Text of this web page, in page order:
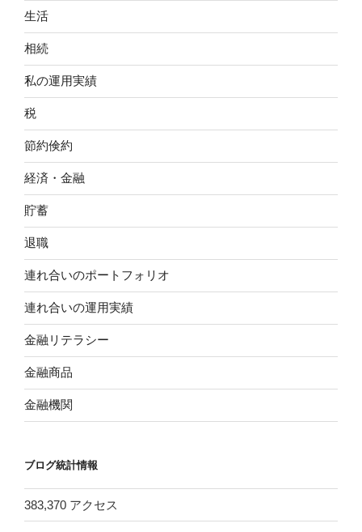
生活
相続
私の運用実績
税
節約倹約
経済・金融
貯蓄
退職
連れ合いのポートフォリオ
連れ合いの運用実績
金融リテラシー
金融商品
金融機関
ブログ統計情報
383,370 アクセス